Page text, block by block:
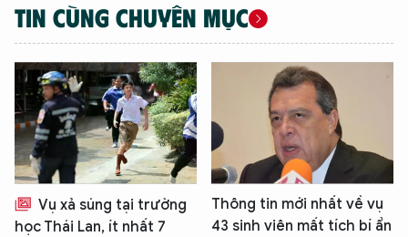
TIN CÙNG CHUYÊN MỤC
Vụ xả súng tại trường
học Thái Lan, ít nhất 7
Thông tin mới nhất về vụ
43 sinh viên mất tích bí ẩn